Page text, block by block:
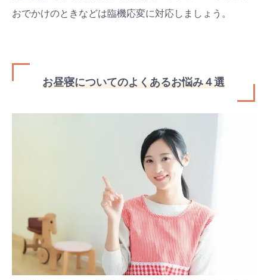
おでかけのときなどは臨機応変に対応しましょう。
お昼寝についてのよくあるお悩み４選